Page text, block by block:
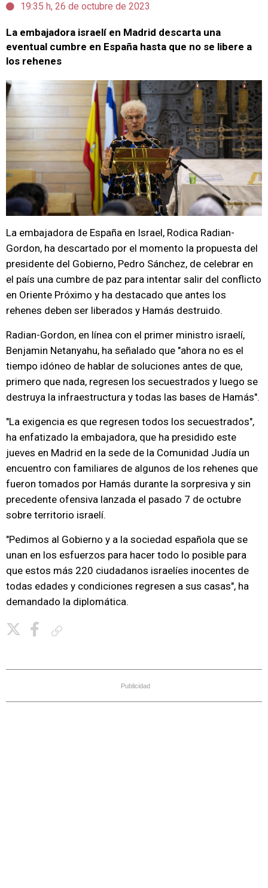
19:35 h, 26 de octubre de 2023
La embajadora israelí en Madrid descarta una
eventual cumbre en España hasta que no se libere a
los rehenes
La embajadora de España en Israel, Rodica Radian-
Gordon, ha descartado por el momento la propuesta del
presidente del Gobierno, Pedro Sánchez, de celebrar en
el país una cumbre de paz para intentar salir del conflicto
en Oriente Próximo y ha destacado que antes los
rehenes deben ser liberados y Hamás destruido.
Radian-Gordon, en línea con el primer ministro israelí,
Benjamin Netanyahu, ha señalado que "ahora no es el
tiempo idóneo de hablar de soluciones antes de que,
primero que nada, regresen los secuestrados y luego se
destruya la infraestructura y todas las bases de Hamás".
"La exigencia es que regresen todos los secuestrados",
ha enfatizado la embajadora, que ha presidido este
jueves en Madrid en la sede de la Comunidad Judía un
encuentro con familiares de algunos de los rehenes que
fueron tomados por Hamás durante la sorpresiva y sin
precedente ofensiva lanzada el pasado 7 de octubre
sobre territorio israelí.
"Pedimos al Gobierno y a la sociedad española que se
unan en los esfuerzos para hacer todo lo posible para
que estos más 220 ciudadanos israelíes inocentes de
todas edades y condiciones regresen a sus casas", ha
demandado la diplomática.
Publicidad